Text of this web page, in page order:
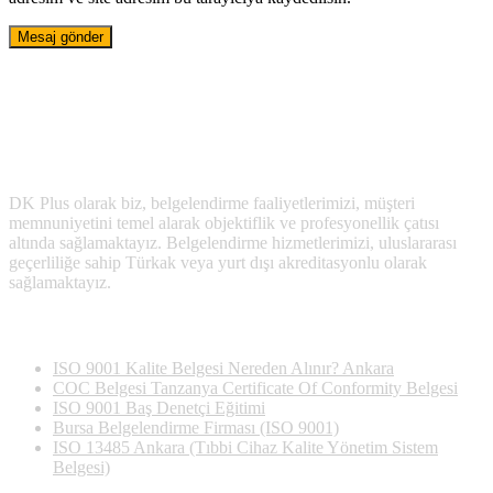
DK Plus olarak biz, belgelendirme faaliyetlerimizi, müşteri
memnuniyetini temel alarak objektiflik ve profesyonellik çatısı
altında sağlamaktayız. Belgelendirme hizmetlerimizi, uluslararası
geçerliliğe sahip Türkak veya yurt dışı akreditasyonlu olarak
sağlamaktayız.
ISO 9001 Kalite Belgesi Nereden Alınır? Ankara
COC Belgesi Tanzanya Certificate Of Conformity Belgesi
ISO 9001 Baş Denetçi Eğitimi
Bursa Belgelendirme Firması (ISO 9001)
ISO 13485 Ankara (Tıbbi Cihaz Kalite Yönetim Sistem
Belgesi)